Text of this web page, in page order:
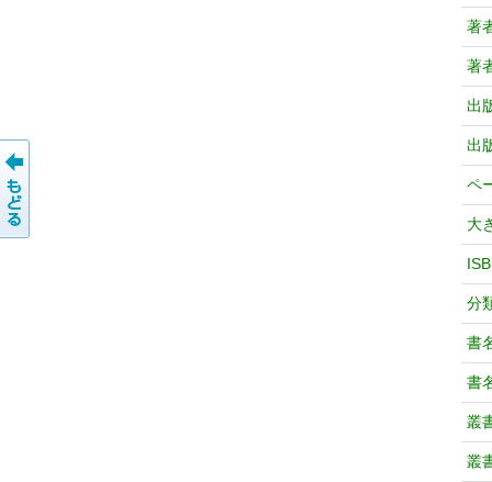
著
著
出
出
ペ
大
分
書
書
叢
叢